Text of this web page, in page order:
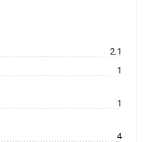
2.1
1
1
4